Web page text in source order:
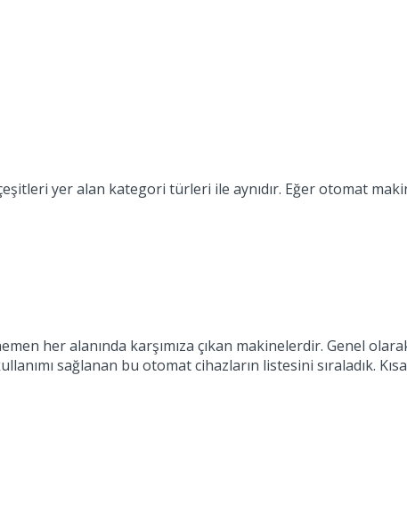
yer alan kategori türleri ile aynıdır. Eğer otomat
her alanında karşımıza çıkan makinelerdir. Genel
sağlanan bu otomat cihazların listesini sıraladık.